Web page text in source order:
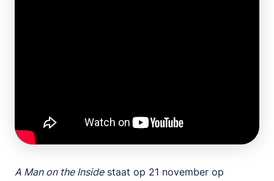
A Man on the Insidestaat op 21 november op